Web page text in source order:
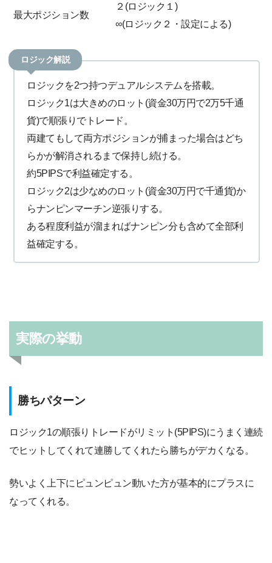
最大ポジション数
２(ロジック１)
∞(ロジック２・設定による)
ロジック解説
ロジックを2つ持つデュアルシステムを搭載。
ロジック1は大きめのロット(資金30万円で2万5千通
貨)で順張りでトレード。
両建てもして両方ポジションが捕まった場合はどち
らかが解消されるまで保持し続ける。
約5PIPSで利益確定する。
ロジック2は少なめのロット(資金30万円で千通貨)か
らナンピンマーチン逆張りする。
ある程度利益が溜まればナンピン分も含めて全部利
益確定する。
実際の挙動
勝ちパターン
ロジック1の順張りトレードがリミット(5PIPS)にうまく連続
でヒットしてくれて連勝してくれたら勝ちがデカくなる。
勢いよく上下にピュンピュン動いた方が基本的にプラスに
なってくれる。